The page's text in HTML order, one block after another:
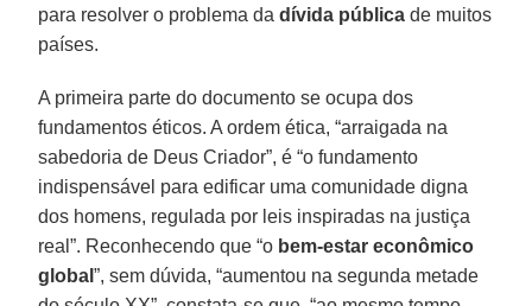
para resolver o problema da dívida pública de muitos
países.
A primeira parte do documento se ocupa dos
fundamentos éticos. A ordem ética, “arraigada na
sabedoria de Deus Criador”, é “o fundamento
indispensável para edificar uma comunidade digna
dos homens, regulada por leis inspiradas na justiça
real”. Reconhecendo que “o bem-estar econômico
global”, sem dúvida, “aumentou na segunda metade